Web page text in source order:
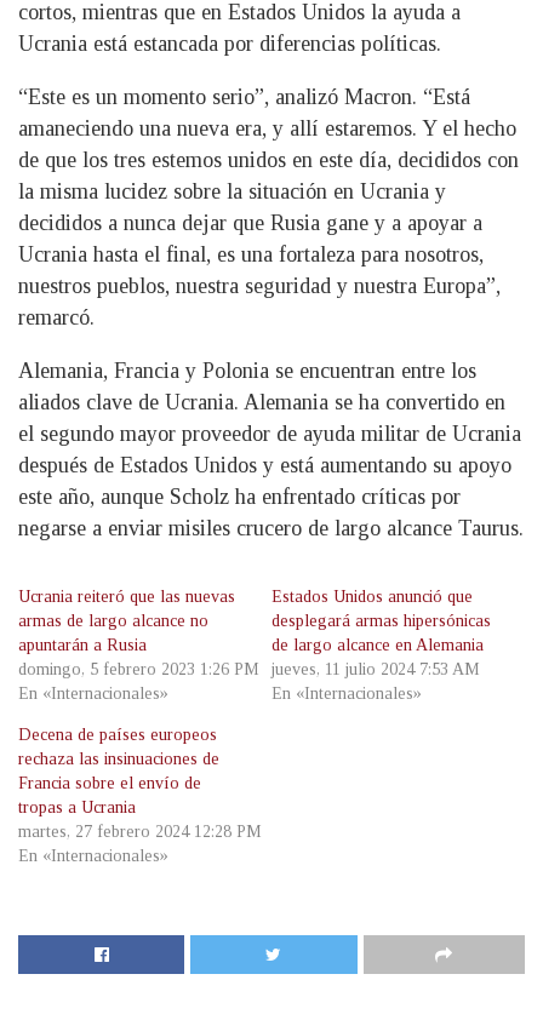
cortos, mientras que en Estados Unidos la ayuda a
Ucrania está estancada por diferencias políticas.
“Este es un momento serio”, analizó Macron. “Está
amaneciendo una nueva era, y allí estaremos. Y el hecho
de que los tres estemos unidos en este día, decididos con
la misma lucidez sobre la situación en Ucrania y
decididos a nunca dejar que Rusia gane y a apoyar a
Ucrania hasta el final, es una fortaleza para nosotros,
nuestros pueblos, nuestra seguridad y nuestra Europa”,
remarcó.
Alemania, Francia y Polonia se encuentran entre los
aliados clave de Ucrania. Alemania se ha convertido en
el segundo mayor proveedor de ayuda militar de Ucrania
después de Estados Unidos y está aumentando su apoyo
este año, aunque Scholz ha enfrentado críticas por
negarse a enviar misiles crucero de largo alcance Taurus.
Ucrania reiteró que las nuevas
armas de largo alcance no
apuntarán a Rusia
domingo, 5 febrero 2023 1:26 PM
En «Internacionales»
Estados Unidos anunció que
desplegará armas hipersónicas
de largo alcance en Alemania
jueves, 11 julio 2024 7:53 AM
En «Internacionales»
Decena de países europeos
rechaza las insinuaciones de
Francia sobre el envío de
tropas a Ucrania
martes, 27 febrero 2024 12:28 PM
En «Internacionales»